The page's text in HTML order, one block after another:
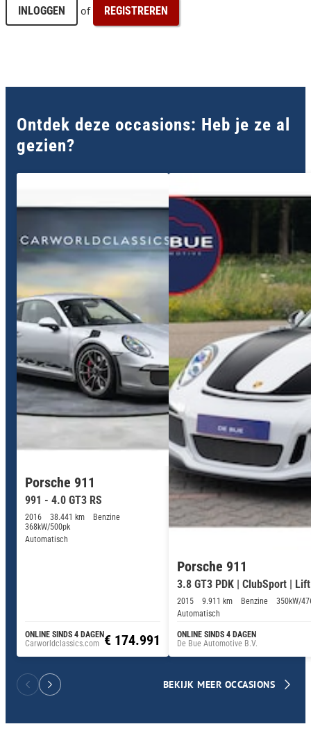
INLOGGEN of REGISTREREN
Ontdek deze occasions: Heb je ze al
gezien?
Porsche 911
991 - 4.0 GT3 RS
2016 38.441 km
Benzine
368kW/500pk
Automatisch
ONLINE SINDS 4 DAGEN
Carworldclassics.com € 174.991
Porsche 911
3.8 GT3 PDK | ClubSport |
2015 9.911 km Benzine
350kW/
Automatisch
ONLINE SINDS 4 DAGEN
De Bue Automotive B.V.
BEKIJK MEER OCCASIONS